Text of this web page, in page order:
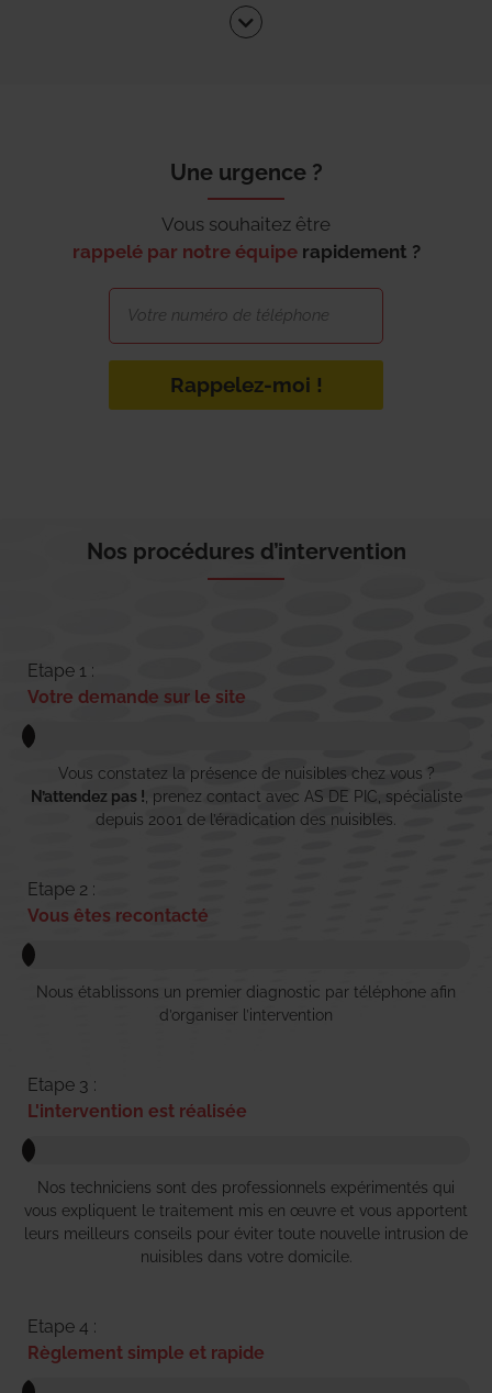
Une urgence ?
Vous souhaitez être
rappelé par notre équipe rapidement ?
Rappelez-moi !
Nos procédures d’intervention
Etape 1 :
Votre demande sur le site
Vous constatez la présence de nuisibles chez vous ?
N’attendez pas ! , prenez contact avec AS DE PIC, spécialiste
depuis 2001 de l’éradication des nuisibles.
Etape 2 :
Vous êtes recontacté
Nous établissons un premier diagnostic par téléphone afin
d’organiser l’intervention
Etape 3 :
L'intervention est réalisée
Nos techniciens sont des professionnels expérimentés qui
vous expliquent le traitement mis en œuvre et vous apportent
leurs meilleurs conseils pour éviter toute nouvelle intrusion de
nuisibles dans votre domicile.
Etape 4 :
Règlement simple et rapide